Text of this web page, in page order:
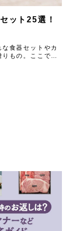
ット25選！
食器セットやカ
りもの。ここで